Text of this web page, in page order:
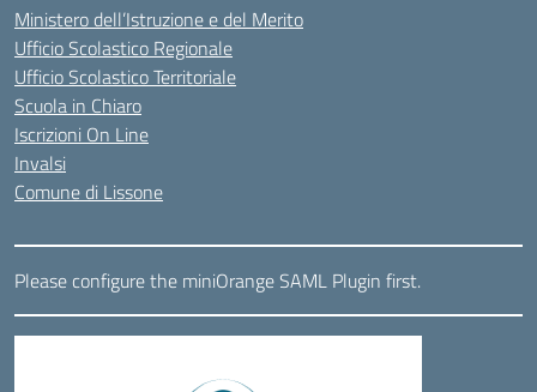
Ministero dell’Istruzione e del Merito
Ufficio Scolastico Regionale
Ufficio Scolastico Territoriale
Scuola in Chiaro
Iscrizioni On Line
Invalsi
Comune di Lissone
Please configure the miniOrange SAML Plugin first.